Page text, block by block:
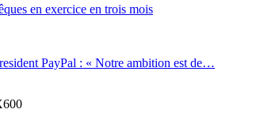
en exercice en trois mois
PayPal : « Notre ambition est de…